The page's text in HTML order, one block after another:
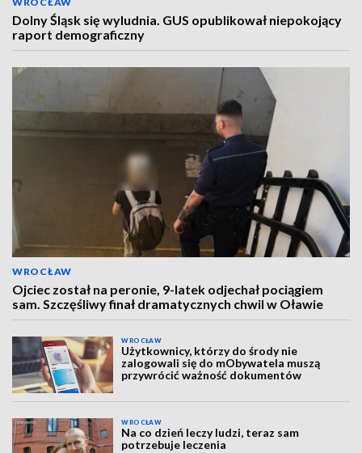
Dolny Śląsk się wyludnia. GUS opublikował niepokojący
raport demograficzny
WROCŁAW
Ojciec został na peronie, 9-latek odjechał pociągiem
sam. Szczęśliwy finał dramatycznych chwil w Oławie
WROCŁAW
Użytkownicy, którzy do środy nie
zalogowali się do mObywatela muszą
przywrócić ważność dokumentów
WROCŁAW
Na co dzień leczy ludzi, teraz sam
potrzebuje leczenia